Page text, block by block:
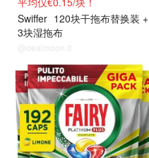
Swiffer 120块干拖布替换装 +
3块湿拖布
@dealmoon.it